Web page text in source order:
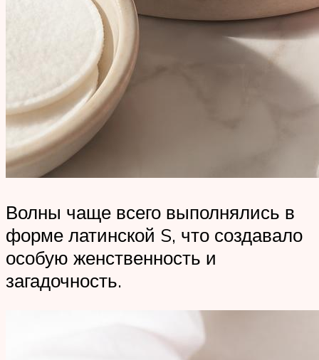
Волны чаще всего выполнялись в
форме латинской S, что создавало
особую женственность и
загадочность.